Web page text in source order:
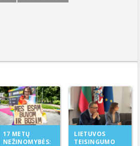
17 METŲ
NEŽINOMYBĖS:
LIETUVOS
TEISINGUMO